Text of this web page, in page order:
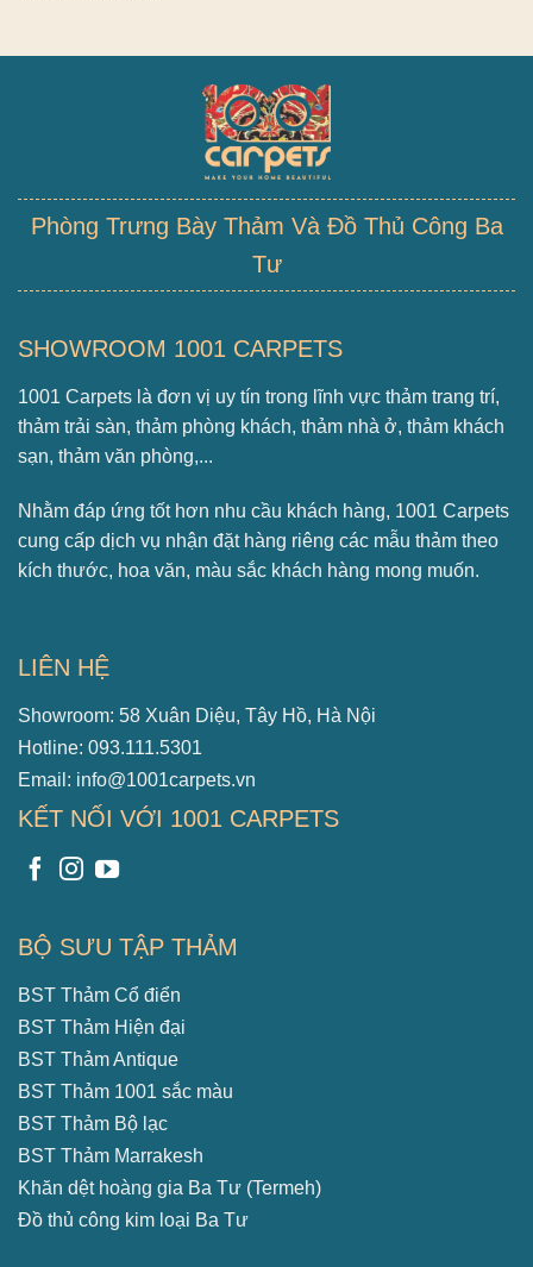
Phòng Trưng Bày Thảm Và Đồ Thủ Công Ba
Tư
SHOWROOM 1001 CARPETS
1001 Carpets là đơn vị uy tín trong lĩnh vực thảm trang trí,
thảm trải sàn, thảm phòng khách, thảm nhà ở, thảm khách
sạn, thảm văn phòng,...
Nhằm đáp ứng tốt hơn nhu cầu khách hàng, 1001 Carpets
cung cấp dịch vụ nhận đặt hàng riêng các mẫu thảm theo
kích thước, hoa văn, màu sắc khách hàng mong muốn.
LIÊN HỆ
Showroom: 58 Xuân Diệu, Tây Hồ, Hà Nội
Hotline: 093.111.5301
Email: info@1001carpets.vn
KẾT NỐI VỚI 1001 CARPETS
BỘ SƯU TẬP THẢM
BST Thảm Cổ điển
BST Thảm Hiện đại
BST Thảm Antique
BST Thảm 1001 sắc màu
BST Thảm Bộ lạc
BST Thảm Marrakesh
Khăn dệt hoàng gia Ba Tư (Termeh)
Đồ thủ công kim loại Ba Tư